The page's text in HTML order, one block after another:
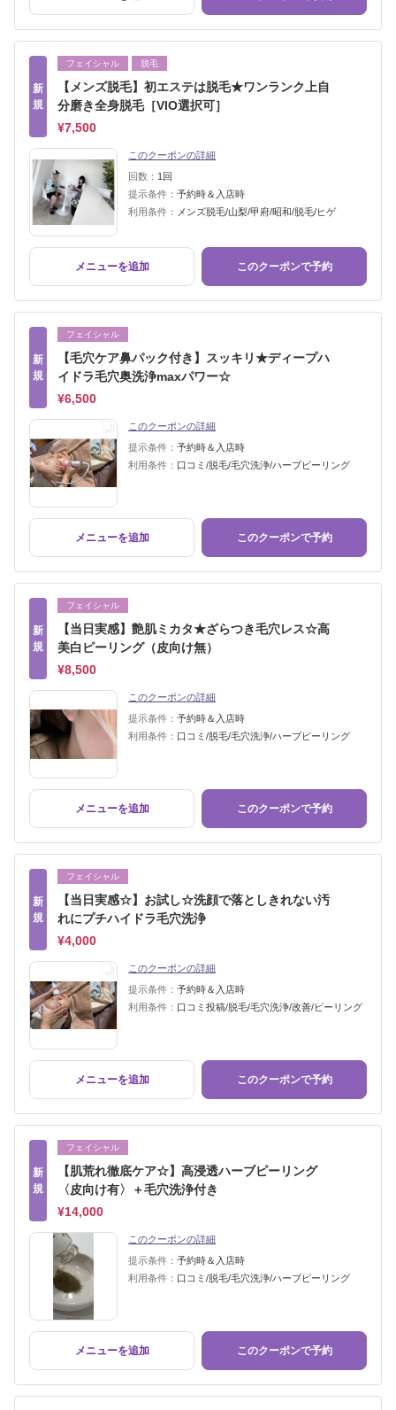
新
規
フェイシャル 脱毛
【メンズ脱毛】初エステは脱毛★ワンランク上自
分磨き全身脱毛［VIO選択可］
¥7,500
このクーポンの詳細
回数： 1回
提示条件： 予約時＆入店時
利用条件：
メンズ脱毛/山梨/甲府/昭和/脱毛/ヒゲ
メニューを追加 このクーポンで予約
新
規
フェイシャル
【毛穴ケア鼻パック付き】スッキリ★ディープハ
イドラ毛穴奥洗浄maxパワー☆
¥6,500
このクーポンの詳細
提示条件： 予約時＆入店時
利用条件： 口コミ/脱毛/毛穴洗浄/ハーブピーリング
メニューを追加 このクーポンで予約
新
規
フェイシャル
【当日実感】艶肌ミカタ★ざらつき毛穴レス☆高
美白ピーリング（皮向け無）
¥8,500
このクーポンの詳細
提示条件： 予約時＆入店時
利用条件： 口コミ/脱毛/毛穴洗浄/ハーブピーリング
メニューを追加 このクーポンで予約
新
規
フェイシャル
【当日実感☆】お試し☆洗顔で落としきれない汚
れにプチハイドラ毛穴洗浄
¥4,000
このクーポンの詳細
提示条件： 予約時＆入店時
利用条件： 口コミ投稿/脱毛/毛穴洗浄/改善/ピーリング
メニューを追加 このクーポンで予約
新
規
フェイシャル
【肌荒れ徹底ケア☆】高浸透ハーブピーリング
〈皮向け有〉＋毛穴洗浄付き
¥14,000
このクーポンの詳細
提示条件： 予約時＆入店時
利用条件： 口コミ/脱毛/毛穴洗浄/ハーブピーリング
メニューを追加 このクーポンで予約